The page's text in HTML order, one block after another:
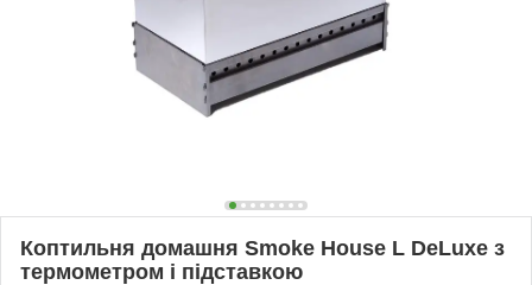
Коптильня домашня Smoke House L DeLuxe з
термометром і підставкою